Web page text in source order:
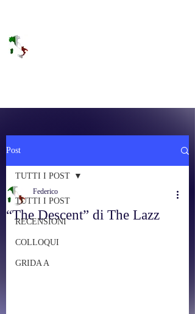
Post
TUTTI I POST
RECENSIONI
COLLOQUI
GRIDA A
TUTTI I POST
“The Descent” di The Lazz
Federico